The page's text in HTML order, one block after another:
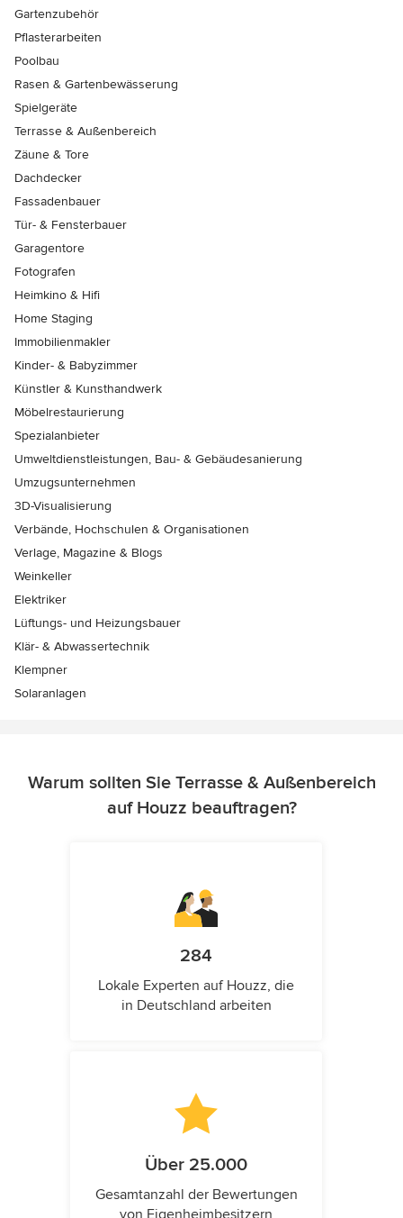
Gartenzubehör
Pflasterarbeiten
Poolbau
Rasen & Gartenbewässerung
Spielgeräte
Terrasse & Außenbereich
Zäune & Tore
Dachdecker
Fassadenbauer
Tür- & Fensterbauer
Garagentore
Fotografen
Heimkino & Hifi
Home Staging
Immobilienmakler
Kinder- & Babyzimmer
Künstler & Kunsthandwerk
Möbelrestaurierung
Spezialanbieter
Umweltdienstleistungen, Bau- & Gebäudesanierung
Umzugsunternehmen
3D-Visualisierung
Verbände, Hochschulen & Organisationen
Verlage, Magazine & Blogs
Weinkeller
Elektriker
Lüftungs- und Heizungsbauer
Klär- & Abwassertechnik
Klempner
Solaranlagen
Warum sollten Sie Terrasse & Außenbereich
auf Houzz beauftragen?
284
Lokale Experten auf Houzz, die
in Deutschland arbeiten
Über 25.000
Gesamtanzahl der Bewertungen